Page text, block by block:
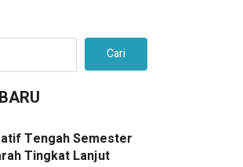
Cari
Tengah Semester
Tingkat Lanjut